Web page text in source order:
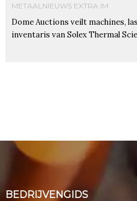
METAALNIEUWS EXTRA IM
Dome Auctions veilt machines,
inventaris van Solex Thermal
BEDRIJVENGIDS